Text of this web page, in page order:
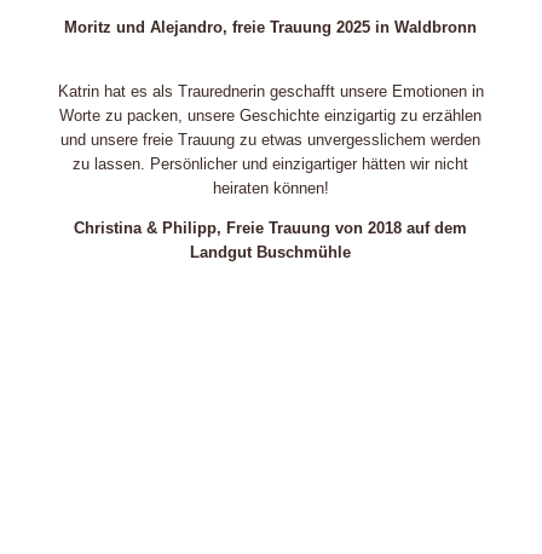
Moritz und Alejandro, freie Trauung 2025 in Waldbronn
Katrin hat es als Traurednerin geschafft unsere Emotionen in
Worte zu packen, unsere Geschichte einzigartig zu erzählen
und unsere freie Trauung zu etwas unvergesslichem werden
zu lassen. Persönlicher und einzigartiger hätten wir nicht
heiraten können!
Christina & Philipp, Freie Trauung von 2018 auf dem
Landgut Buschmühle